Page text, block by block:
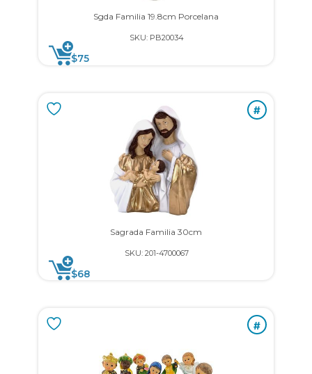
Sgda Familia 19.8cm Porcelana
SKU: PB20034
$75
#
Sagrada Familia 30cm
SKU: 201-4700067
$68
#